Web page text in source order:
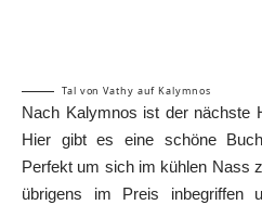
Tal von Vathy auf Kalymnos
Nach Kalymnos ist der nächste
Hier gibt es eine schöne
Perfekt um sich im kühlen Nass
übrigens im Preis inbegriffen